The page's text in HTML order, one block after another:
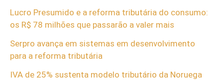
Lucro Presumido e a reforma tributária do consumo:
os R$ 78 milhões que passarão a valer mais
Serpro avança em sistemas em desenvolvimento
para a reforma tributária
IVA de 25% sustenta modelo tributário da Noruega